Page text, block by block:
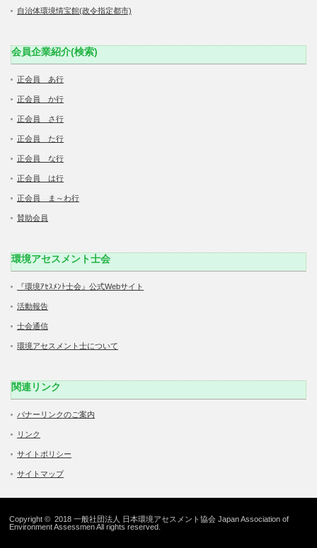
自治体環境情宝館(政令指定都市)
会員企業紹介(検索)
正会員 あ行
正会員 か行
正会員 さ行
正会員 た行
正会員 な行
正会員 は行
正会員 ま～わ行
賛助会員
環境アセスメント士会
『環境ｱｾｽﾒﾝﾄ士会』公式Webサイト
活動報告
士会通信
環境アセスメント士について
関連リンク
バナーリンクのご案内
リンク
サイトポリシー
サイトマップ
Copyright © 2018 一般社団法人 日本環境アセスメント協会 Japan Association of
Environment Assessmen All rights reserved.